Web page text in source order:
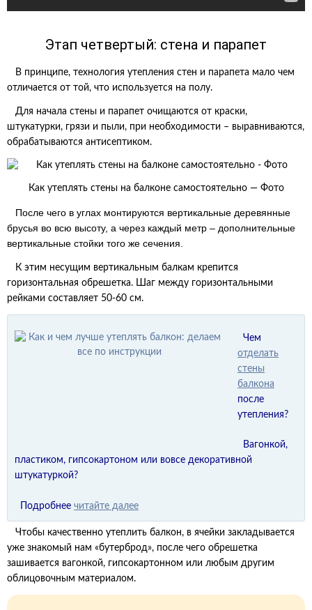
Этап четвертый: стена и парапет
В принципе, технология утепления стен и парапета мало чем
отличается от той, что используется на полу.
Для начала стены и парапет очищаются от краски,
штукатурки, грязи и пыли, при необходимости – выравниваются,
обрабатываются антисептиком.
Как утеплять стены на балконе самостоятельно — Фото
После чего в углах монтируются вертикальные деревянные
брусья во всю высоту, а через каждый метр – дополнительные
вертикальные стойки того же сечения.
К этим несущим вертикальным балкам крепится
горизонтальная обрешетка. Шаг между горизонтальными
рейками составляет 50-60 см.
Чем
отделать
стены
балкона
после
утепления?
Вагонкой,
пластиком, гипсокартоном или вовсе декоративной
штукатуркой?
Подробнее читайте далее
Чтобы качественно утеплить балкон, в ячейки закладывается
уже знакомый нам «бутерброд», после чего обрешетка
зашивается вагонкой, гипсокартонном или любым другим
облицовочным материалом.